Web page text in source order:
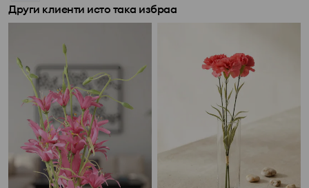
Други клиенти исто така избраа